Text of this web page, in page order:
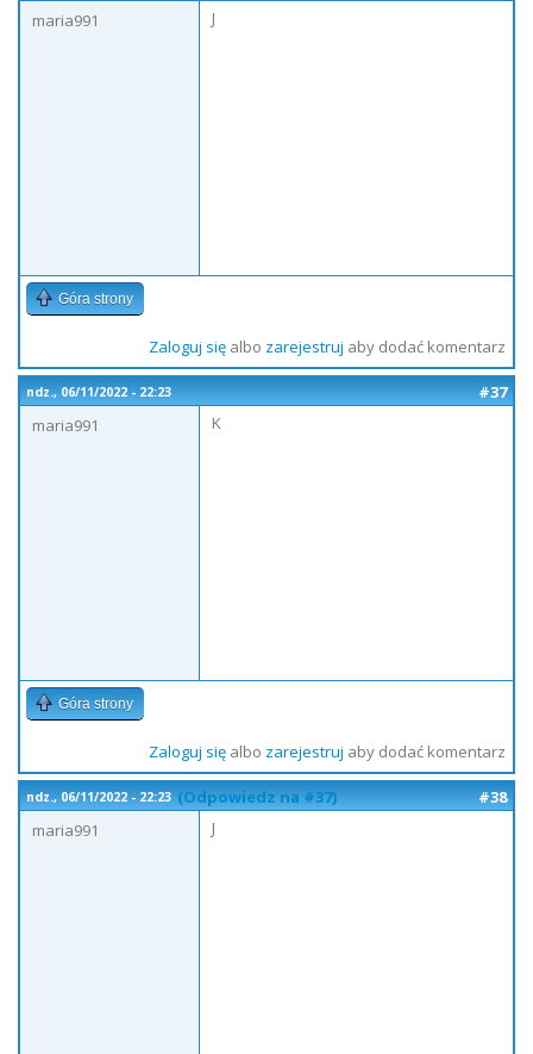
maria991
J
Góra strony
Zaloguj sięalbo zarejestruj aby dodać komentarz
ndz., 06/11/2022 - 22:23
#37
maria991
K
Góra strony
Zaloguj sięalbo zarejestruj aby dodać komentarz
ndz., 06/11/2022 - 22:23 (Odpowiedz na #37)
#38
maria991
J